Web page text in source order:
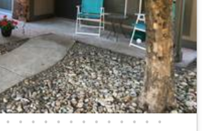
• • • • • • • • • • • • •